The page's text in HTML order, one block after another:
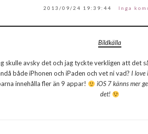
2013/09/24 19:39:44 Inga
Bildkälla
skulle avsky det och jag tyckte verkligen att det
både iPhonen och iPaden och vet ni vad? I love
innehålla fler än 9 appar!
iOS 7 känns mer
det!